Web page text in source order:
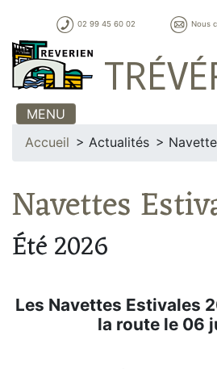
02 99 45 60 02 Nous
MENU
Accueil
Actualités
Navettes
Été 2026
Les Navettes Estivales
la route le 06